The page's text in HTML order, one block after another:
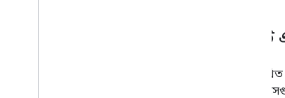
নিম্নলিখিত
হিসাবে